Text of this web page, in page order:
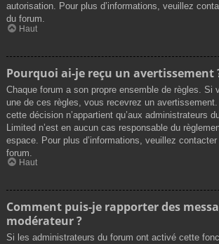
autorisation. Pour plus d’informations, veuillez
du forum.
Haut
Pourquoi ai-je reçu un avertissement
Chaque forum a son propre ensemble de règles. Si
une de ces règles, vous recevrez un
cette décision n’appartient qu’aux administrateurs
Limited n’est en aucun cas responsable du
espace. Pour plus d’informations, veuillez
forum.
Haut
Comment puis-je rapporter des
modérateur ?
Si les administrateurs du forum ont activé cette